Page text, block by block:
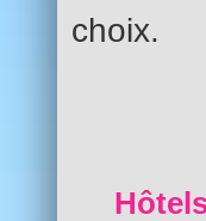
choix.